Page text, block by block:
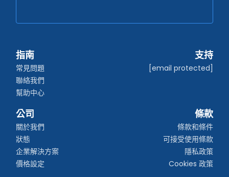
指南
常見問題
聯絡我們
幫助中心
支持
[email protected]
公司
關於我們
狀態
企業解決方案
價格設定
條款
條款和條件
可接受使用條款
隱私政策
Cookies 政策